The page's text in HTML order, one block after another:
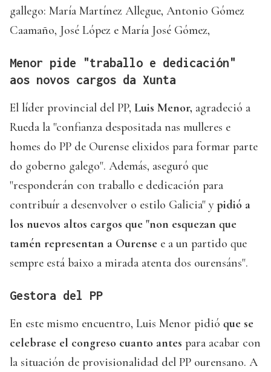
gallego: María Martínez Allegue, Antonio Gómez
Caamaño, José López e María José Gómez,
Menor pide "traballo e dedicación"
aos novos cargos da Xunta
El líder provincial del PP, Luis Menor, agradeció a
Rueda la "confianza despositada nas mulleres e
homes do PP de Ourense elixidos para formar parte
do goberno galego". Además, aseguró que
"responderán con traballo e dedicación para
contribuír a desenvolver o estilo Galicia" ypidió a
los nuevos altos cargos que "non esquezan que
tamén representan a Ourense e a un partido que
sempre está baixo a mirada atenta dos ourensáns".
Gestora del PP
En este mismo encuentro, Luis Menor pidió que se
celebrase el congreso cuanto antes para acabar con
la situación de provisionalidad del PP ourensano. A